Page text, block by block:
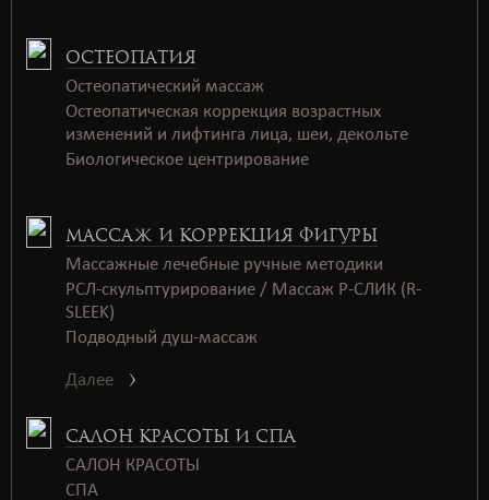
САЛОН КРАСОТЫ И СПА
САЛОН КРАСОТЫ
СПАㅤㅤ
ОСТЕОПАТИЯ
Остеопатический массаж
Остеопатическая коррекция возрастных
изменений и лифтинга лица, шеи, декольте
Биологическое центрирование
МАССАЖ И КОРРЕКЦИЯ ФИГУРЫ
Массажные лечебные ручные методики
РСЛ-скульптурирование / Массаж Р-СЛИК (R-
SLEEK)
Подводный душ-массаж
Далее